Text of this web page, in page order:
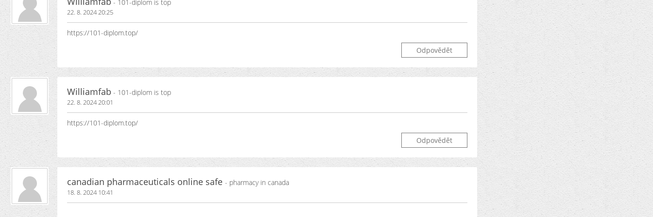
- 101-diplom is top
22. 8. 2024 20:25
https://101-diplom.top/
Odpovědět
Williamfab - 101-diplom is top
22. 8. 2024 20:01
https://101-diplom.top/
Odpovědět
canadian pharmaceuticals online safe - pharmacy in canada
18. 8. 2024 10:41